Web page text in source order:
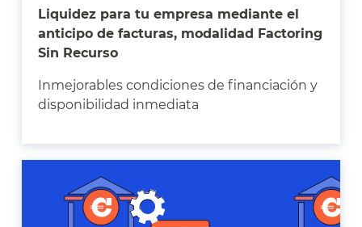
Liquidez para tu empresa mediante el
anticipo de facturas, modalidad Factoring
Sin Recurso
Inmejorables condiciones de financiación y
disponibilidad inmediata